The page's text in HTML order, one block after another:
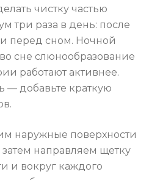
чистку частью
три раза в день: после
и перед сном. Ночной
сне слюнообразование
работают активнее.
— добавьте краткую
наружные поверхности
затем направляем щетку
и вокруг каждого